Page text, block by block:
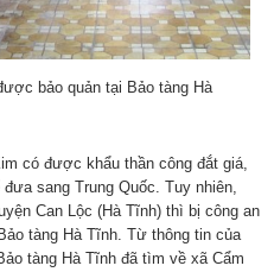
bảo quản tại Bảo tàng Hà
có được khẩu thần công đắt giá,
sang Trung Quốc. Tuy nhiên,
Can Lộc (Hà Tĩnh) thì bị công an
tàng Hà Tĩnh. Từ thông tin của
tàng Hà Tĩnh đã tìm về xã Cẩm